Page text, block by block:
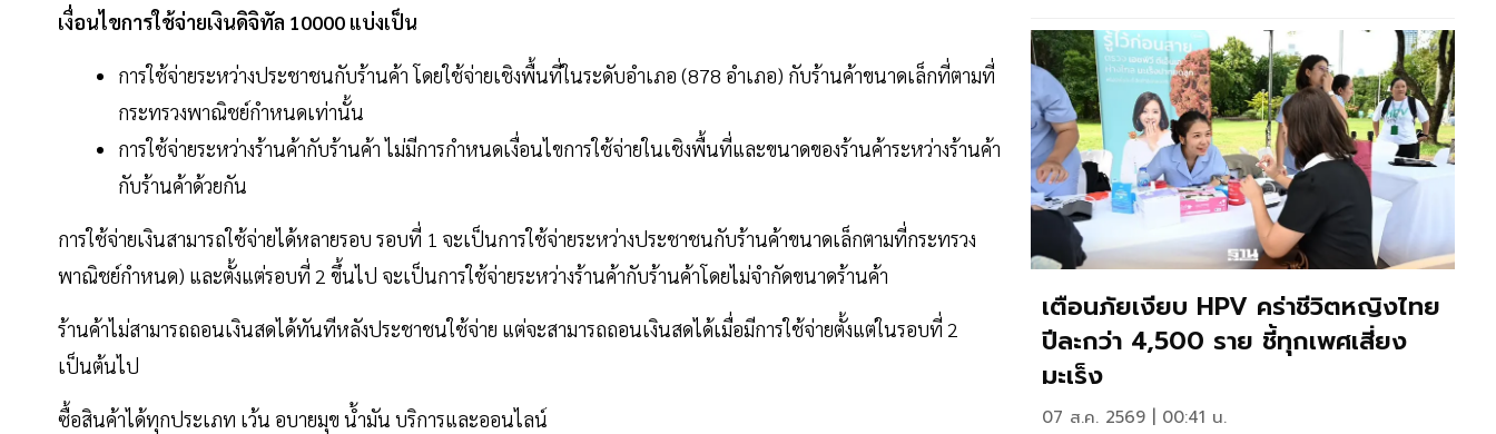
เงื่อนไขการใช้จ่ายเงินดิจิทัล 10000 แบ่งเป็น
การใช้จ่ายระหว่างประชาชนกับร้านค้า โดยใช้จ่ายเชิงพื้นที่ในระดับอำเภอ (878 อำเภอ) กับร้านค้าขนาดเล็กที่ตามที่
กระทรวงพาณิชย์กำหนดเท่านั้น
การใช้จ่ายระหว่างร้านค้ากับร้านค้า ไม่มีการกำหนดเงื่อนไขการใช้จ่ายในเชิงพื้นที่และขนาดของร้านค้าระหว่างร้านค้า
กับร้านค้าด้วยกัน
การใช้จ่ายเงินสามารถใช้จ่ายได้หลายรอบ รอบที่ 1 จะเป็นการใช้จ่ายระหว่างประชาชนกับร้านค้าขนาดเล็กตามที่กระทรวง
พาณิชย์กำหนด) และตั้งแต่รอบที่ 2 ขึ้นไป จะเป็นการใช้จ่ายระหว่างร้านค้ากับร้านค้าโดยไม่จำกัดขนาดร้านค้า
ร้านค้าไม่สามารถถอนเงินสดได้ทันทีหลังประชาชนใช้จ่าย แต่จะสามารถถอนเงินสดได้เมื่อมีการใช้จ่ายตั้งแต่ในรอบที่ 2
เป็นต้นไป
ซื้อสินค้าได้ทุกประเภท เว้น อบายมุข น้ำมัน บริการและออนไลน์
เตือนภัยเงียบ HPV คร่าชีวิตหญิงไทย
ปีละกว่า 4,500 ราย ชี้ทุกเพศเสี่ยง
มะเร็ง
07 ส.ค. 2569 | 00:41 น.